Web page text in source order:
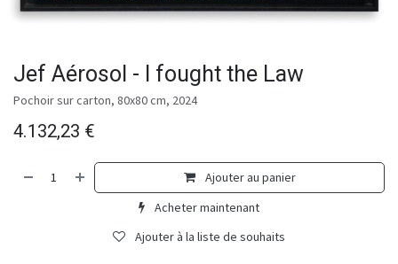
Jef Aérosol - I fought the Law
Pochoir sur carton, 80x80 cm, 2024
4.132,23 €
Ajouter au panier
Acheter maintenant
Ajouter à la liste de souhaits